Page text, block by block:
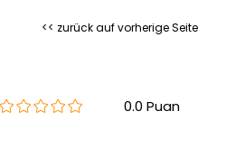
<< zurück auf vorherige Seite
0.0